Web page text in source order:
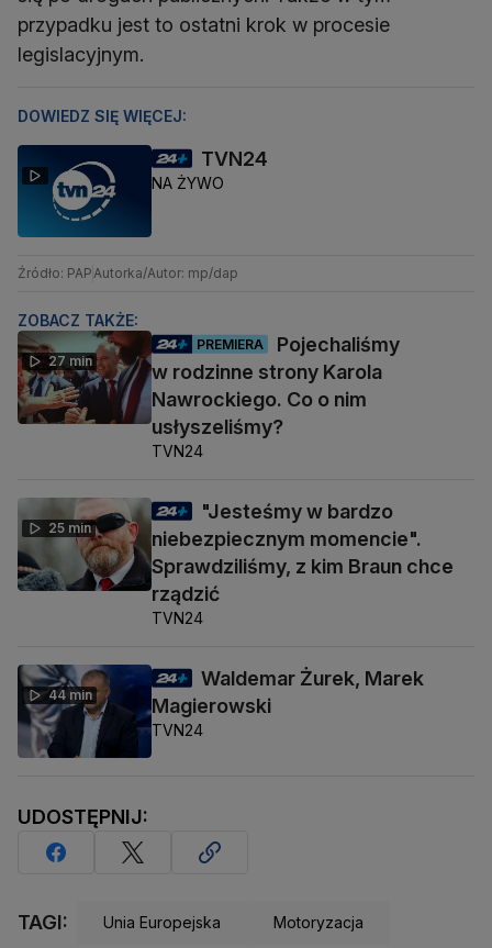
przypadku jest to ostatni krok w procesie
legislacyjnym.
DOWIEDZ SIĘ WIĘCEJ:
TVN24
NA ŻYWO
Źródło: PAPAutorka/Autor: mp/dap
ZOBACZ TAKŻE:
27 min
PREMIERA
Pojechaliśmy
w rodzinne strony Karola
Nawrockiego. Co o nim
usłyszeliśmy?
TVN24
25 min
"Jesteśmy w bardzo
niebezpiecznym momencie".
Sprawdziliśmy, z kim Braun chce
rządzić
TVN24
44 min
Waldemar Żurek, Marek
Magierowski
TVN24
UDOSTĘPNIJ:
TAGI: Unia Europejska Motoryzacja